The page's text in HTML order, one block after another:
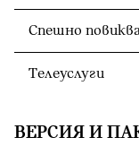
Спешно
Телеуслуги
ВЕРСИЯ И